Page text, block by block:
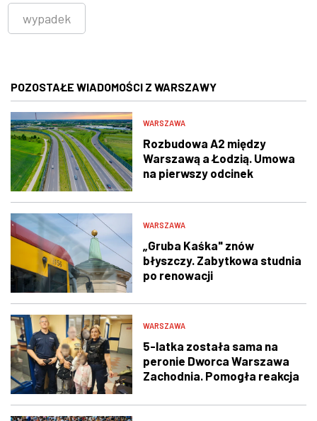
wypadek
POZOSTAŁE WIADOMOŚCI Z WARSZAWY
WARSZAWA
Rozbudowa A2 między
Warszawą a Łodzią. Umowa
na pierwszy odcinek
WARSZAWA
„Gruba Kaśka" znów
błyszczy. Zabytkowa studnia
po renowacji
WARSZAWA
5-latka została sama na
peronie Dworca Warszawa
Zachodnia. Pomogła reakcja